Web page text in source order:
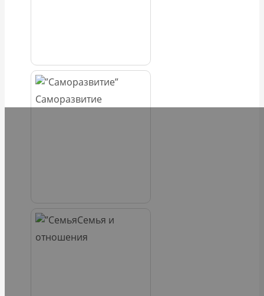
Саморазвитие
Семья и
отношения